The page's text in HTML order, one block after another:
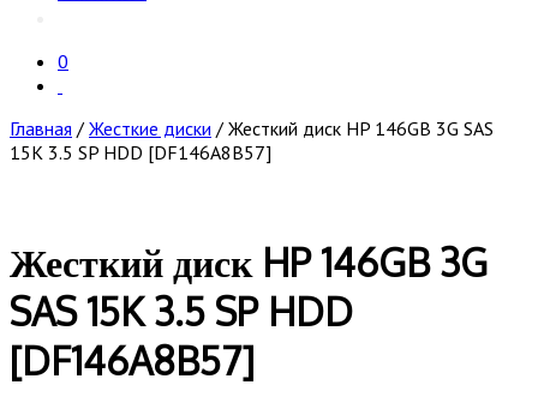
0
Главная / Жесткие диски / Жесткий диск HP 146GB 3G SAS
15K 3.5 SP HDD [DF146A8B57]
Жесткий диск HP 146GB 3G
SAS 15K 3.5 SP HDD
[DF146A8B57]